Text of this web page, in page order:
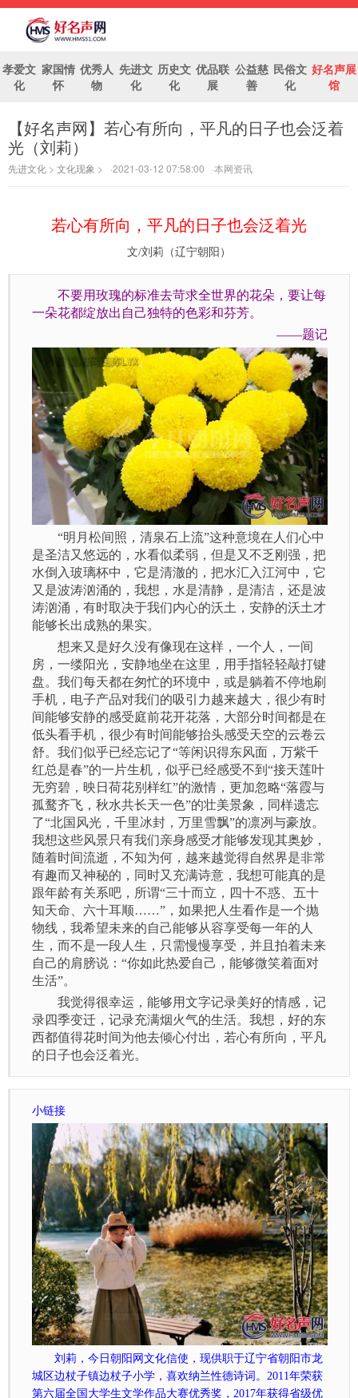
好名声网
孝爱文
化
家国情
怀
优秀人
物
先进文
化
历史文
化
优品联
展
公益慈
善
民俗文
化
好名声展
馆
【好名声网】若心有所向，平凡的日子也会泛着
光（刘莉）
先进文化 > 文化现象 > ·2021-03-12 07:58:00 ·本网资讯
若心有所向，平凡的日子也会泛着光
文/刘莉（辽宁朝阳）
不要用玫瑰的标准去苛求全世界的花朵，要让每
一朵花都绽放出自己独特的色彩和芬芳。
——题记
“明月松间照，清泉石上流”这种意境在人们心中
是圣洁又悠远的，水看似柔弱，但是又不乏刚强，把
水倒入玻璃杯中，它是清澈的，把水汇入江河中，它
又是波涛汹涌的，我想，水是清静，是清洁，还是波
涛汹涌，有时取决于我们内心的沃土，安静的沃土才
能够长出成熟的果实。
想来又是好久没有像现在这样，一个人，一间
房，一缕阳光，安静地坐在这里，用手指轻轻敲打键
盘。我们每天都在匆忙的环境中，或是躺着不停地刷
手机，电子产品对我们的吸引力越来越大，很少有时
间能够安静的感受庭前花开花落，大部分时间都是在
低头看手机，很少有时间能够抬头感受天空的云卷云
舒。我们似乎已经忘记了“等闲识得东风面，万紫千
红总是春”的一片生机，似乎已经感受不到“接天莲叶
无穷碧，映日荷花别样红”的激情，更加忽略“落霞与
孤鹜齐飞，秋水共长天一色”的壮美景象，同样遗忘
了“北国风光，千里冰封，万里雪飘”的凛冽与豪放。
我想这些风景只有我们亲身感受才能够发现其奥妙，
随着时间流逝，不知为何，越来越觉得自然界是非常
有趣而又神秘的，同时又充满诗意，我想可能真的是
跟年龄有关系吧，所谓“三十而立，四十不惑、五十
知天命、六十耳顺……”，如果把人生看作是一个抛
物线，我希望未来的自己能够从容享受每一年的人
生，而不是一段人生，只需慢慢享受，并且拍着未来
自己的肩膀说：“你如此热爱自己，能够微笑着面对
生活”。
我觉得很幸运，能够用文字记录美好的情感，记
录四季变迁，记录充满烟火气的生活。我想，好的东
西都值得花时间为他去倾心付出，若心有所向，平凡
的日子也会泛着光。
小链接
刘莉，今日朝阳网文化信使，现供职于辽宁省朝阳市龙
城区边杖子镇边杖子小学，喜欢纳兰性德诗词。2011年荣获
第六届全国大学生文学作品大赛优秀奖，2017年获得省级优